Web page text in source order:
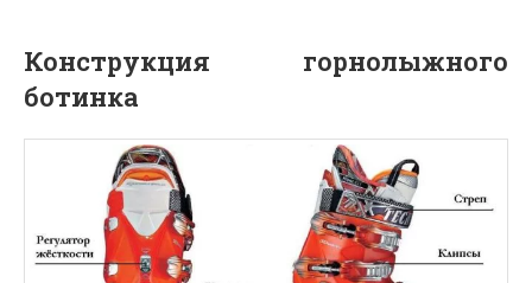
Конструкция горнолыжного
ботинка